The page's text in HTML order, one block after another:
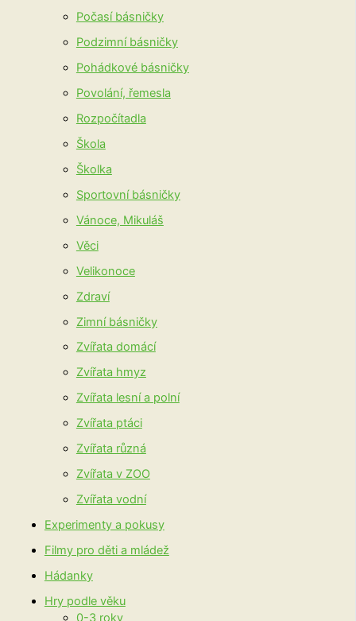
Počasí básničky
Podzimní básničky
Pohádkové básničky
Povolání, řemesla
Rozpočítadla
Škola
Školka
Sportovní básničky
Vánoce, Mikuláš
Věci
Velikonoce
Zdraví
Zimní básničky
Zvířata domácí
Zvířata hmyz
Zvířata lesní a polní
Zvířata ptáci
Zvířata různá
Zvířata v ZOO
Zvířata vodní
Experimenty a pokusy
Filmy pro děti a mládež
Hádanky
Hry podle věku
0-3 roky